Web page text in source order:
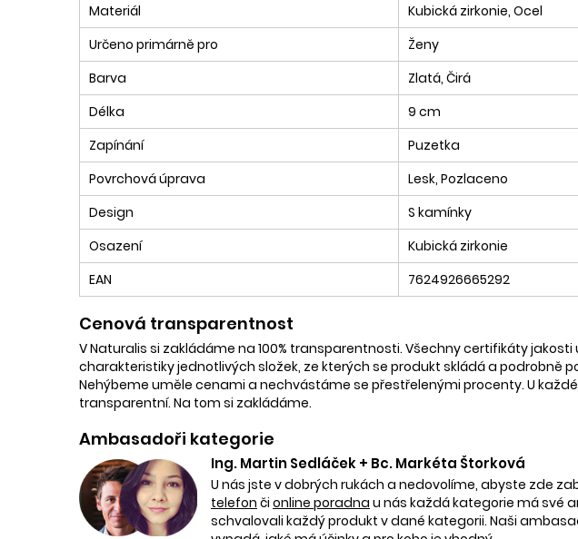
Materiál
Kubická zirkonie, Ocel
Určeno primárně pro
Ženy
Barva
Zlatá, Čirá
Délka
9 cm
Zapínání
Puzetka
Povrchová úprava
Lesk, Pozlaceno
Design
S kamínky
Osazení
Kubická zirkonie
EAN
7624926665292
Cenová transparentnost
V Naturalis si zakládáme na 100% transparentnosti. Všechny certifikáty jakosti
charakteristiky jednotlivých složek, ze kterých se produkt skládá a podrobně
Nehýbeme uměle cenami a nechvástáme se přestřelenými procenty. U
transparentní. Na tom si zakládáme.
Ambasadoři kategorie
Ing. Martin Sedláček + Bc. Markéta Štorková
U nás jste v dobrých rukách a nedovolíme, abyste zde
telefon či online poradna u nás každá kategorie má své
schvalovali každý produkt v dané kategorii. Naši